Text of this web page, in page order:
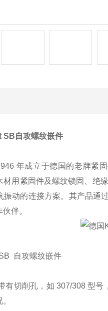
自攻螺纹嵌件
年成立于德国的老牌紧
材用紧固件及螺纹锁固、绝
振动的连接方案。其产品通
伴。
自攻螺纹嵌件
有切削孔，如 307/308 型